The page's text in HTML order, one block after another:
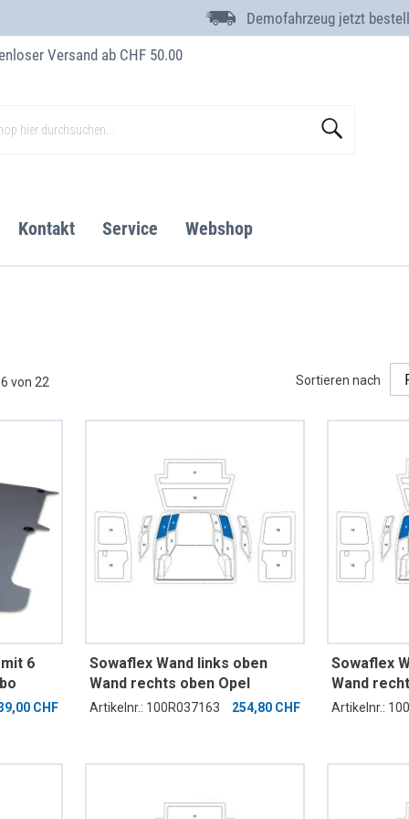
Versand ab CHF 50.00
Demofahrzeug jetzt
Kontakt Service Webshop
von 22 Sortieren nach
6
1
CHF
Sowaflex Wand links oben
Wand rechts oben Opel
Combo Mod.18 Radstand
Artikelnr.: 100R037163 254,80 CHF
Sowaflex
Wand
Combo
Artikelnr.: